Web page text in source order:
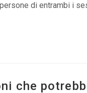
di entrambi i
che